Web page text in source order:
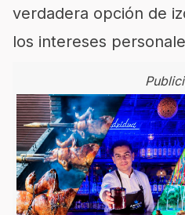
verdadera opción de
los intereses